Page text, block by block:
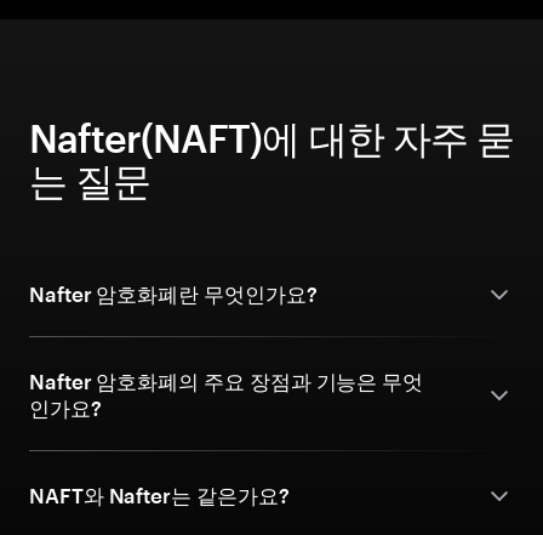
Nafter(NAFT)에 대한 자주 묻
는 질문
Nafter 암호화폐란 무엇인가요?
Nafter 암호화폐의 주요 장점과 기능은 무엇
인가요?
NAFT와 Nafter는 같은가요?